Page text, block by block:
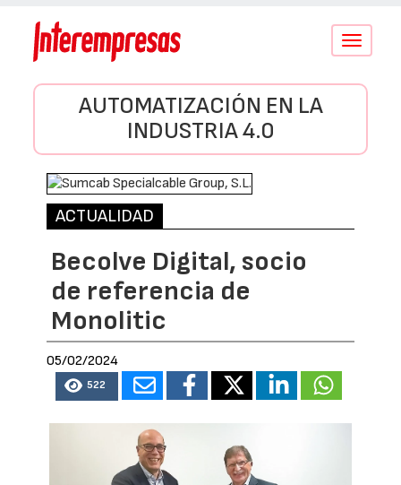
Conmutar
AUTOMATIZACIÓN EN LA
INDUSTRIA 4.0
ACTUALIDAD
Becolve Digital, socio
de referencia de
Monolitic
05/02/2024
522